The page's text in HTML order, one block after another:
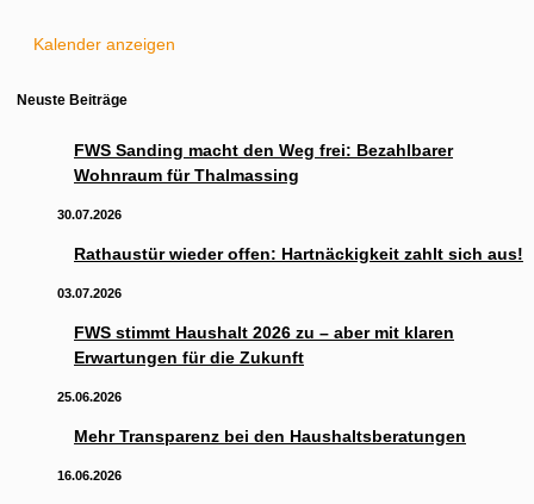
Kalender anzeigen
Neuste Beiträge
FWS Sanding macht den Weg frei: Bezahlbarer
Wohnraum für Thalmassing
30.07.2026
Rathaustür wieder offen: Hartnäckigkeit zahlt sich aus!
03.07.2026
FWS stimmt Haushalt 2026 zu – aber mit klaren
Erwartungen für die Zukunft
25.06.2026
Mehr Transparenz bei den Haushaltsberatungen
16.06.2026